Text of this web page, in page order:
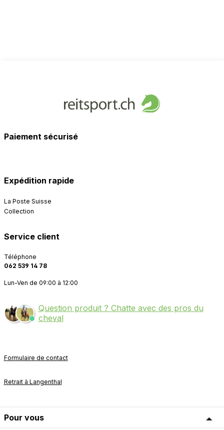
Paiement sécurisé
Expédition rapide
La Poste Suisse
Collection
Service client
Téléphone
062 539 14 78
Lun-Ven de 09:00 à 12:00
Question produit ? Chatte avec des pros du
cheval
Formulaire de contact
Retrait à Langenthal
Pour vous